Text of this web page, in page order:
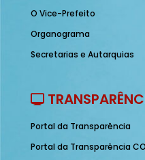
O Vice-Prefeito
Organograma
Secretarias e Autarquias
Portal da Transparência
Portal da Transparência